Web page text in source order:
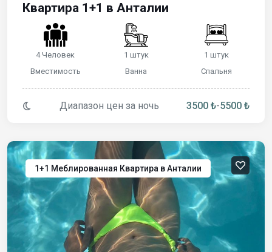
Квартира 1+1 в Анталии
4 Человек
Вместимость
1 штук
Ванна
1 штук
Спальня
Диапазон цен за ночь 3500 ₺-5500 ₺
1+1 Меблированная Квартира в Анталии